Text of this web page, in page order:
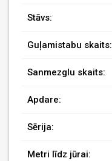
Stāvs:
Guļamistabu skaits:
Sanmezglu skaits:
Apdare:
Sērija:
Metri līdz jūrai: